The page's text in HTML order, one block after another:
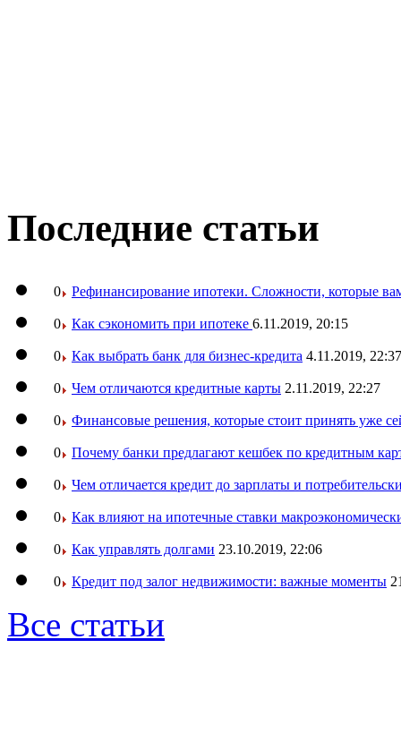
Последние статьи
0 Рефинансирование ипотеки. Сложности, которые
0 Как сэкономить при ипотеке 6.11.2019, 20:15
0 Как выбрать банк для бизнес-кредита 4.11.2019, 22:37
0 Чем отличаются кредитные карты 2.11.2019, 22:27
0 Финансовые решения, которые стоит принять уже
0 Почему банки предлагают кешбек по кредитным
0 Чем отличается кредит до зарплаты и
0 Как влияют на ипотечные ставки
0 Как управлять долгами 23.10.2019, 22:06
0 Кредит под залог недвижимости: важные моменты
Все статьи